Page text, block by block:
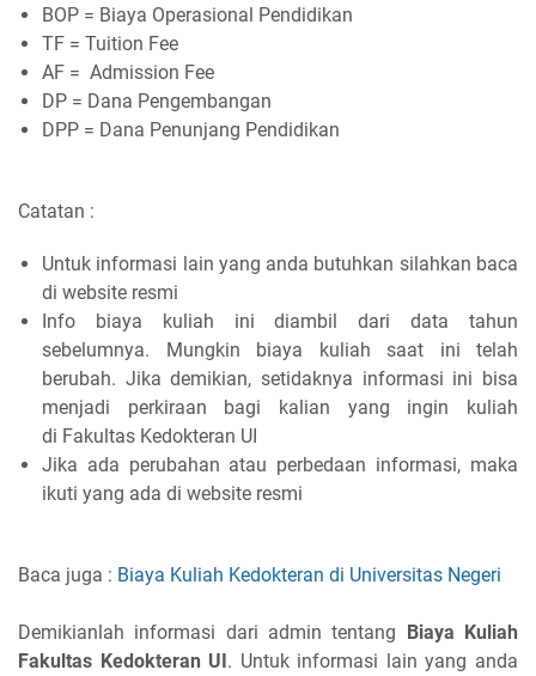
BOP = Biaya Operasional Pendidikan
TF = Tuition Fee
AF = Admission Fee
DP = Dana Pengembangan
DPP = Dana Penunjang Pendidikan
Catatan :
Untuk informasi lain yang anda butuhkan silahkan baca
di website resmi
Info biaya kuliah ini diambil dari data tahun
sebelumnya. Mungkin biaya kuliah saat ini telah
berubah. Jika demikian, setidaknya informasi ini bisa
menjadi perkiraan bagi kalian yang ingin kuliah
di Fakultas Kedokteran UI
Jika ada perubahan atau perbedaan informasi, maka
ikuti yang ada di website resmi
Baca juga : Biaya Kuliah Kedokteran di Universitas Negeri
Demikianlah informasi dari admin tentang Biaya Kuliah
Fakultas Kedokteran UI. Untuk informasi lain yang anda